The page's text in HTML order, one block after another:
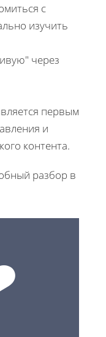
с
изучить
через
первым
и
контента.
разбор в